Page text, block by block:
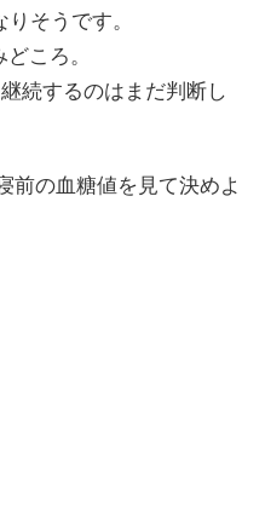
そうです。
ころ。
続するのはまだ判断し
前の血糖値を見て決めよ